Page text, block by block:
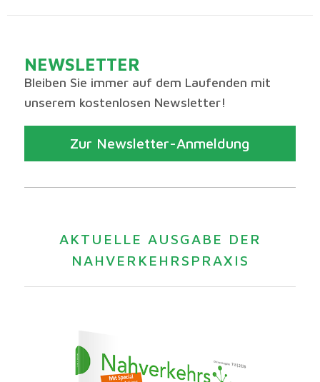
NEWSLETTER
Bleiben Sie immer auf dem Laufenden mit
unserem kostenlosen Newsletter!
Zur Newsletter-Anmeldung
AKTUELLE AUSGABE DER
NAHVERKEHRSPRAXIS